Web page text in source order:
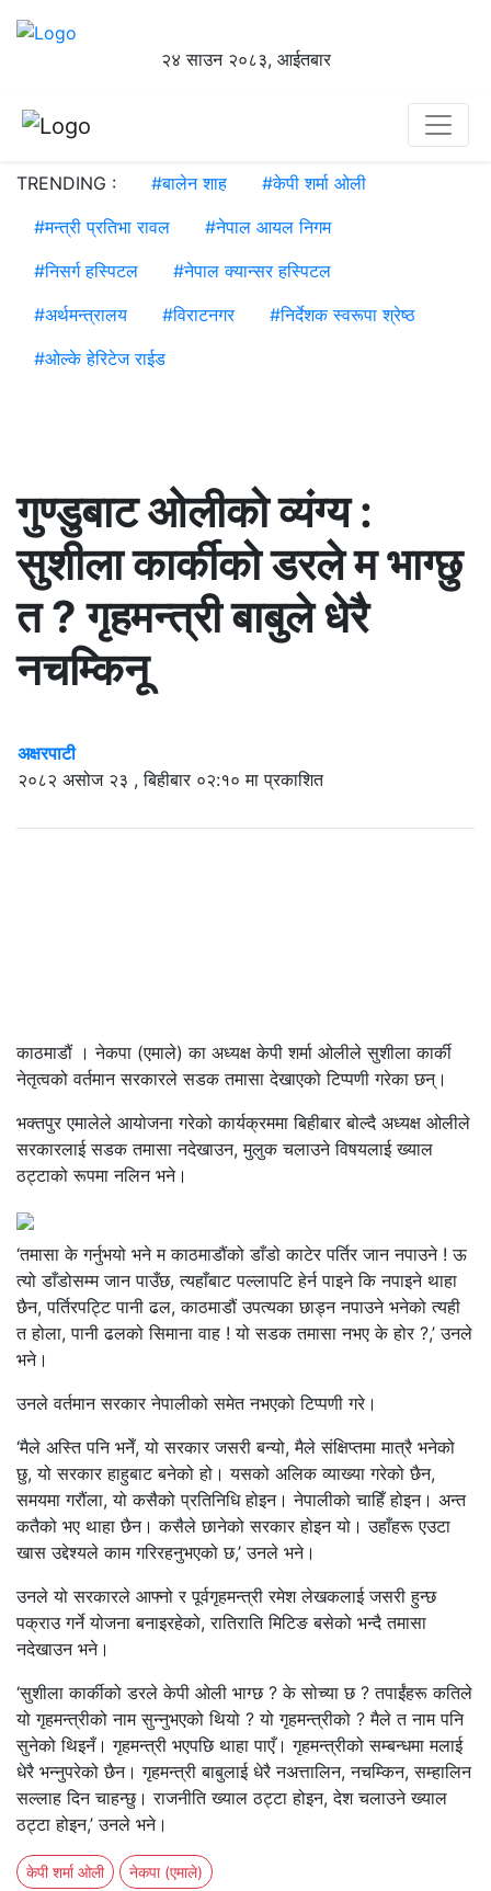
२४ साउन २०८३, आईतबार
TRENDING : #बालेन शाह #केपी शर्मा ओली
#मन्त्री प्रतिभा रावल #नेपाल आयल निगम
#निसर्ग हस्पिटल #नेपाल क्यान्सर हस्पिटल
#अर्थमन्त्रालय #विराटनगर #निर्देशक स्वरूपा श्रेष्ठ
#ओल्के हेरिटेज राईड
गुण्डुबाट ओलीको व्यंग्य :
सुशीला कार्कीको डरले म भाग्छु
त ? गृहमन्त्री बाबुले धेरै
नचम्किनू
अक्षरपाटी
२०८२ असोज २३ , बिहीबार ०२:१० मा प्रकाशित
काठमाडौं । नेकपा (एमाले) का अध्यक्ष केपी शर्मा ओलीले सुशीला कार्की
नेतृत्वको वर्तमान सरकारले सडक तमासा देखाएको टिप्पणी गरेका छन्।
भक्तपुर एमालेले आयोजना गरेको कार्यक्रममा बिहीबार बोल्दै अध्यक्ष ओलीले
सरकारलाई सडक तमासा नदेखाउन, मुलुक चलाउने विषयलाई ख्याल
ठट्टाको रूपमा नलिन भने।
‘तमासा के गर्नुभयो भने म काठमाडौंको डाँडो काटेर पर्तिर जान नपाउने ! ऊ
त्यो डाँडोसम्म जान पाउँछ, त्यहाँबाट पल्लापटि हेर्न पाइने कि नपाइने थाहा
छैन, पर्तिरपट्टि पानी ढल, काठमाडौं उपत्यका छाड्न नपाउने भनेको त्यही
त होला, पानी ढलको सिमाना वाह ! यो सडक तमासा नभए के होर ?,’ उनले
भने।
उनले वर्तमान सरकार नेपालीको समेत नभएको टिप्पणी गरे।
‘मैले अस्ति पनि भनेँ, यो सरकार जसरी बन्यो, मैले संक्षिप्तमा मात्रै भनेको
छु, यो सरकार हाहुबाट बनेको हो। यसको अलिक व्याख्या गरेको छैन,
समयमा गरौंला, यो कसैको प्रतिनिधि होइन। नेपालीको चाहिँ होइन। अन्त
कतैको भए थाहा छैन। कसैले छानेको सरकार होइन यो। उहाँहरू एउटा
खास उद्देश्यले काम गरिरहनुभएको छ,’ उनले भने।
उनले यो सरकारले आफ्नो र पूर्वगृहमन्त्री रमेश लेखकलाई जसरी हुन्छ
पक्राउ गर्ने योजना बनाइरहेको, रातिराति मिटिङ बसेको भन्दै तमासा
नदेखाउन भने।
‘सुशीला कार्कीको डरले केपी ओली भाग्छ ? के सोच्या छ ? तपाईंहरू कतिले
यो गृहमन्त्रीको नाम सुन्नुभएको थियो ? यो गृहमन्त्रीको ? मैले त नाम पनि
सुनेको थिइनँ। गृहमन्त्री भएपछि थाहा पाएँ। गृहमन्त्रीको सम्बन्धमा मलाई
धेरै भन्नुपरेको छैन। गृहमन्त्री बाबुलाई धेरै नअत्तालिन, नचम्किन, सम्हालिन
सल्लाह दिन चाहन्छु। राजनीति ख्याल ठट्टा होइन, देश चलाउने ख्याल
ठट्टा होइन,’ उनले भने।
केपी शर्मा ओली नेकपा (एमाले)